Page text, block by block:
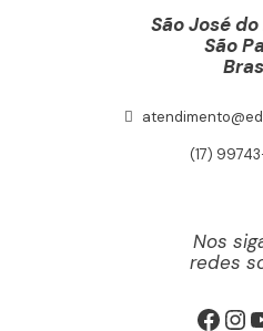
São José
São
(17)
Nos
redes